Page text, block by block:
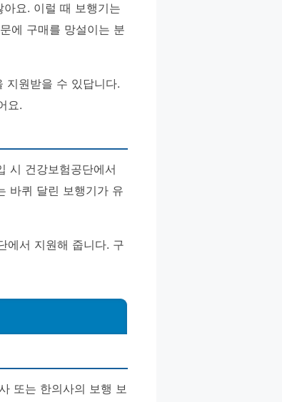
요. 이럴 때 보행기는
에 구매를 망설이는 분
지원받을 수 있답니다.
요.
시 건강보험공단에서
바퀴 달린 보행기가 유
에서 지원해 줍니다. 구
또는 한의사의 보행 보